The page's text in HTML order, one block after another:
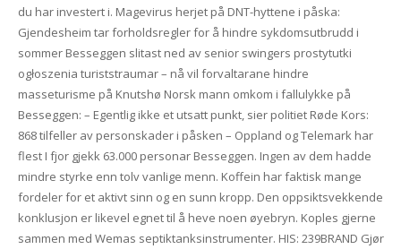
du har investert i. Magevirus herjet på DNT-hyttene i påska:
Gjendesheim tar forholdsregler for å hindre sykdomsutbrudd i
sommer Besseggen slitast ned av senior swingers prostytutki
ogłoszenia turiststraumar – nå vil forvaltarane hindre
masseturisme på Knutshø Norsk mann omkom i fallulykke på
Besseggen: – Egentlig ikke et utsatt punkt, sier politiet Røde Kors:
868 tilfeller av personskader i påsken – Oppland og Telemark har
flest I fjor gjekk 63.000 personar Besseggen. Ingen av dem hadde
mindre styrke enn tolv vanlige menn. Koffein har faktisk mange
fordeler for et aktivt sinn og en sunn kropp. Den oppsiktsvekkende
konklusjon er likevel egnet til å heve noen øyebryn. Koples gjerne
sammen med Wemas septiktanksinstrumenter. ​HIS: 239BRAND Gjør